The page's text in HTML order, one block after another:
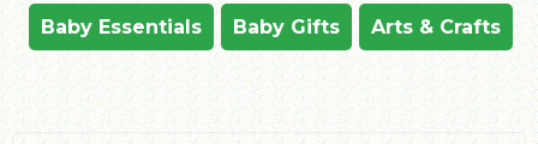
Baby Essentials Baby Gifts Arts & Crafts